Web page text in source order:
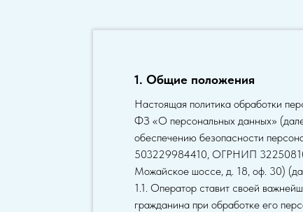
1. Общие положения
Настоящая политика обработки
ФЗ «О персональных данных»
обеспечению безопасности
503229984410, ОГРНИП
Можайское шоссе, д. 18, оф. 30)
1.1. Оператор ставит своей
гражданина при обработке его